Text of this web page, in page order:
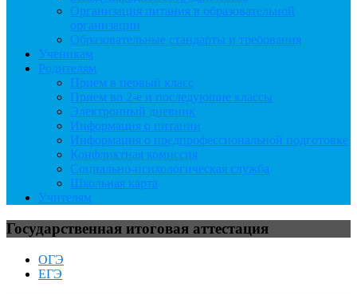
Организация питания в образовательной
организации
Образовательные стандарты и требования
Ученикам
Родителям
Прием в первый класс
Прием во 2-е и последующие классы
Электронный дневник
Информация о питании
Информация о предпрофессиональной подготовке
Конфликтная комиссия
Социально-психологическая служба
Школьная карта
Учителям
Государственная итоговая аттестация
ОГЭ
ЕГЭ